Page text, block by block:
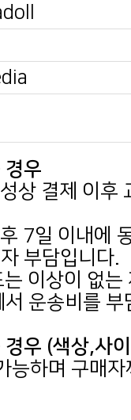
경우
부담입니다.
운송비를 부
우 (색상,사